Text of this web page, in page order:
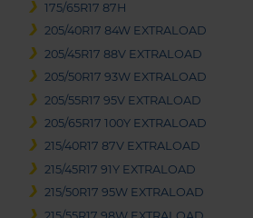
175/65R17 87H
205/40R17 84W EXTRALOAD
205/45R17 88V EXTRALOAD
205/50R17 93W EXTRALOAD
205/55R17 95V EXTRALOAD
205/65R17 100Y EXTRALOAD
215/40R17 87V EXTRALOAD
215/45R17 91Y EXTRALOAD
215/50R17 95W EXTRALOAD